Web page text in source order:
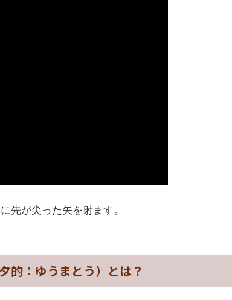
先が尖った矢を射ます。
的：ゆうまとう）とは？